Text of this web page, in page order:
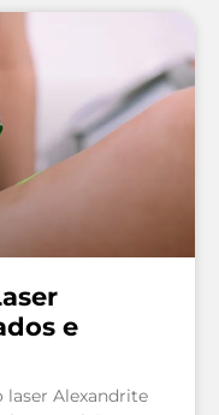
e
laser Alexandrite